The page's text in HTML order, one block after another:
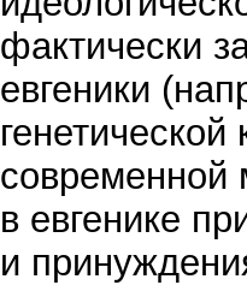
фактически
евгеники
современной
в евгенике
и